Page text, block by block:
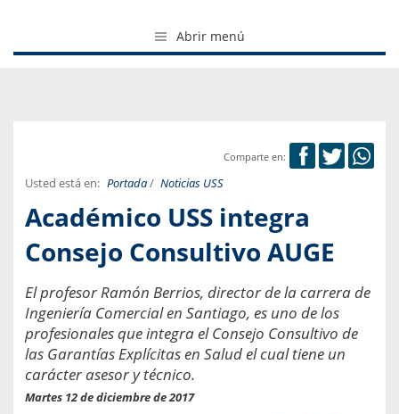
Abrir menú
Comparte en:
Usted está en: Portada/ Noticias USS
Académico USS integra
Consejo Consultivo AUGE
El profesor Ramón Berrios, director de la carrera de
Ingeniería Comercial en Santiago, es uno de los
profesionales que integra el Consejo Consultivo de
las Garantías Explícitas en Salud el cual tiene un
carácter asesor y técnico.
Martes 12 de diciembre de 2017